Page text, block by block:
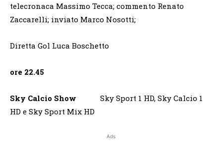
telecronaca Massimo Tecca; commento Renato
Zaccarelli; inviato Marco Nosotti;
Diretta Gol Luca Boschetto
ore 22.45
Sky Calcio Show Sky Sport 1 HD, Sky Calcio 1
HD e Sky Sport Mix HD
Ads